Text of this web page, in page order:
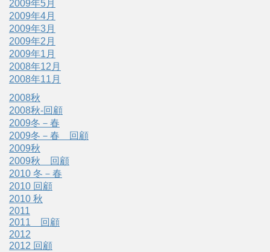
2009年5月
2009年4月
2009年3月
2009年2月
2009年1月
2008年12月
2008年11月
2008秋
2008秋-回顧
2009冬－春
2009冬－春 回顧
2009秋
2009秋 回顧
2010 冬－春
2010 回顧
2010 秋
2011
2011 回顧
2012
2012 回顧